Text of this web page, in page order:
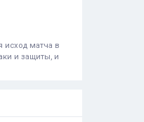
исход матча в
и защиты, и